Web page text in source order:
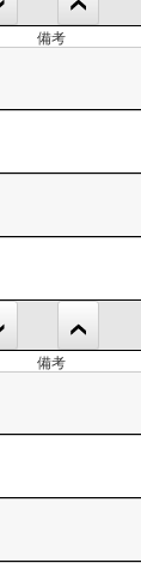
備考
備考